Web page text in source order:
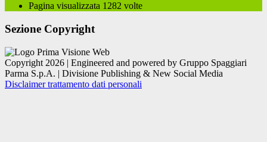
Pagina visualizzata 1282 volte
Sezione Copyright
Copyright 2026 | Engineered and powered by Gruppo Spaggiari
Parma S.p.A. | Divisione Publishing & New Social Media
Disclaimer trattamento dati personali